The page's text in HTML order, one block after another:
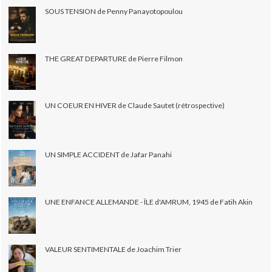
SOUS TENSION de Penny Panayotopoulou
THE GREAT DEPARTURE de Pierre Filmon
UN COEUR EN HIVER de Claude Sautet (rétrospective)
UN SIMPLE ACCIDENT de Jafar Panahi
UNE ENFANCE ALLEMANDE - ÎLE d'AMRUM, 1945 de Fatih Akin
VALEUR SENTIMENTALE de Joachim Trier